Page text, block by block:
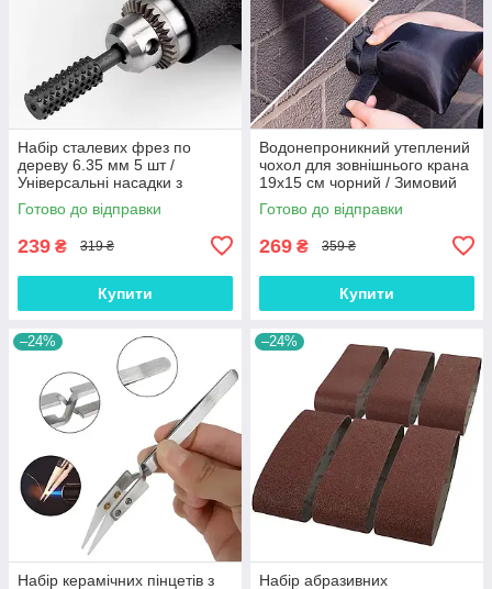
Набір сталевих фрез по
дереву 6.35 мм 5 шт /
Універсальні насадки з
титановим покриттям для
гравіювання та дрилів
Готово до відправки
239 ₴ 319 ₴
Купити
Водонепроникний утеплений
чохол для зовнішнього крана
19х15 см чорний / Зимовий
захисний ковпак від
замерзання
Готово до відправки
269 ₴ 359 ₴
Купити
–24%
Набір керамічних пінцетів з
–24%
Набір абразивних